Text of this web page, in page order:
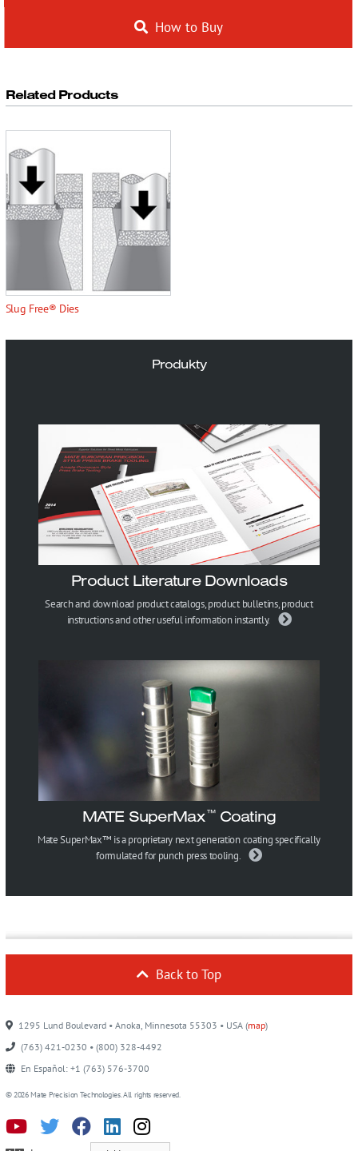
How to Buy
Related Products
Slug Free® Dies
Produkty
Product Literature Downloads
Search and download product catalogs, product bulletins, product
instructions and other useful information instantly.
MATE SuperMax ™Coating
Mate SuperMax™ is a proprietary next generation coating specifically
formulated for punch press tooling.
Back to Top
1295 Lund Boulevard • Anoka, Minnesota 55303 • USA (map)
(763) 421-0230 • (800) 328-4492
En Español: +1 (763) 576-3700
© 2026 Mate Precision Technologies. All rights reserved.